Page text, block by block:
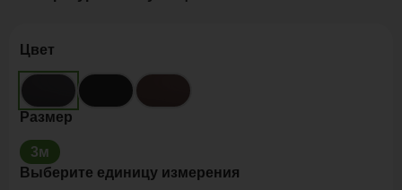
Цвет
Размер
3м
Выберите единицу измерения